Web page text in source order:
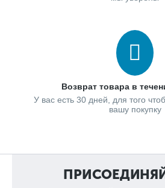
Возврат товара в
У вас есть 30 дней, для того
вашу покупку